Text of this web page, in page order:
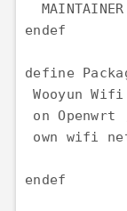
endef
define
Wooyun
on
own wifi
endef